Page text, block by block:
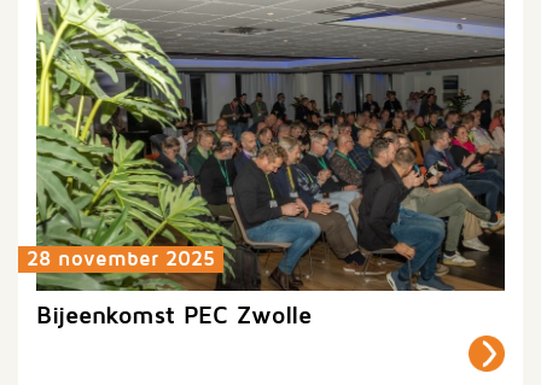
28 november 2025
Bijeenkomst PEC Zwolle